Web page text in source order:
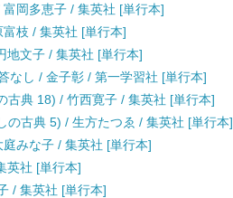
岡多恵子 / 集英社 [単行本]
枝 / 集英社 [単行本]
地文子 / 集英社 [単行本]
なし / 金子彰 / 第一学習社 [単行本]
古典 18) / 竹西寛子 / 集英社 [単行本]
の古典 5) / 生方たつゑ / 集英社 [単行本]
みな子 / 集英社 [単行本]
英社 [単行本]
/ 集英社 [単行本]